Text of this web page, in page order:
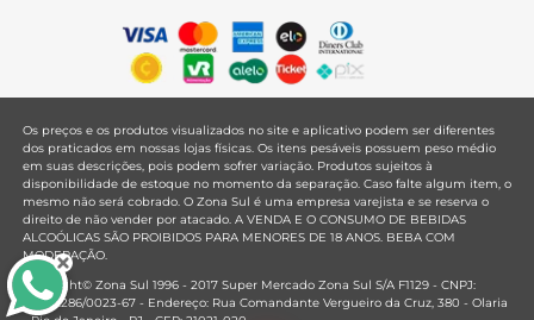
Os preços e os produtos visualizados no site e aplicativo podem ser diferentes
dos praticados em nossas lojas físicas. Os itens pesáveis possuem peso médio
em suas descrições, pois podem sofrer variação. Produtos sujeitos à
disponibilidade de estoque no momento da separação. Caso falte algum item, o
mesmo não será cobrado. O Zona Sul é uma empresa varejista e se reserva o
direito de não vender por atacado. A VENDA E O CONSUMO DE BEBIDAS
ALCOÓLICAS SÃO PROIBIDOS PARA MENORES DE 18 ANOS. BEBA COM
MODERAÇÃO.
Copyright© Zona Sul 1996 - 2017 Super Mercado Zona Sul S/A F1129 - CNPJ:
33.381.286/0023-67 - Endereço: Rua Comandante Vergueiro da Cruz, 380 - Olaria